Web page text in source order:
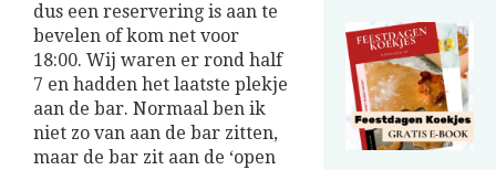
dus een reservering is aan te
bevelen of kom net voor
18:00. Wij waren er rond half
7 en hadden het laatste plekje
aan de bar. Normaal ben ik
niet zo van aan de bar zitten,
maar de bar zit aan de ‘open